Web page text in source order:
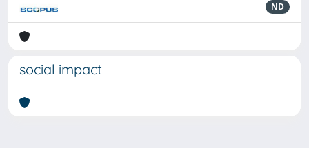
ND
social impact